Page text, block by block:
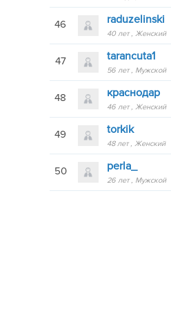
46 raduzelinski
40 лет Женский
47 tarancuta1
56 лет Мужской
48 краснодар
46 лет Женский
49 torkik
48 лет Женский
50 perla_
26 лет Мужской